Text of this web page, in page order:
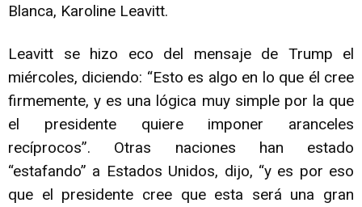
Blanca, Karoline Leavitt.
Leavitt se hizo eco del mensaje de Trump el
miércoles, diciendo: “Esto es algo en lo que él cree
firmemente, y es una lógica muy simple por la que
el presidente quiere imponer aranceles
recíprocos”. Otras naciones han estado
“estafando” a Estados Unidos, dijo, “y es por eso
que el presidente cree que esta será una gran